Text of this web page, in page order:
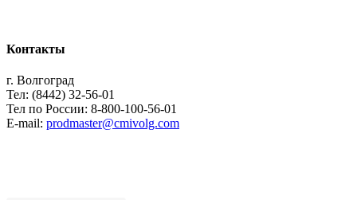
Контакты
г. Волгоград
Тел: (8442) 32-56-01
Тел по России: 8-800-100-56-01
E-mail: prodmaster@cmivolg.com